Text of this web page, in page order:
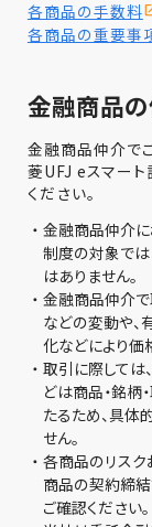
各商品の手数料
各商品の重要事
金融商品
金融商品仲介で
菱UFJ eスマー
ください。
・ 金融商品仲介
制度の対象では
はありません。
・ 金融商品仲介で
などの変動や
化などにより価
・ 取引に際しては
どは商品・銘柄
たるため、具体
せん。
・ 各商品のリスク
商品の契約締
ご確認ください。